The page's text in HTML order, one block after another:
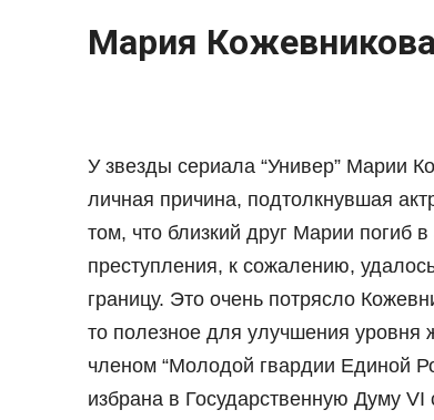
Мария Кожевникова
У звезды сериала “Универ” Марии
личная причина, подтолкнувшая
том, что близкий друг Марии погиб
преступления, к сожалению,
границу. Это очень потрясло
то полезное для улучшения уровня
членом “Молодой гвардии Единой
избрана в Государственную Думу